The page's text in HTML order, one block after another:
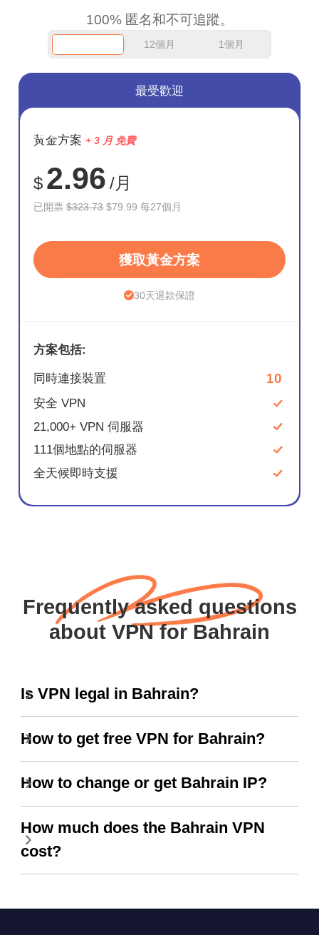
100% 匿名和不可追蹤。
12個月 1個月
節省
75%
最受歡迎
黃金方案 + 3 月 免費
$ 2.96 /月
已開票$323.73 $79.99 每27個月
獲取黃金方案
30天退款保證
方案包括:
同時連接裝置 10
安全 VPN
21,000+ VPN 伺服器
111個地點的伺服器
全天候即時支援
Frequently asked questions
about VPN for Bahrain
Is VPN legal in Bahrain?
How to get free VPN for Bahrain?
How to change or get Bahrain IP?
How much does the Bahrain VPN
cost?